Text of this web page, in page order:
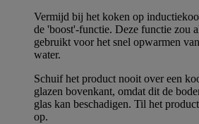
Vermijd bij het koken op
de 'boost'-functie. Deze functie zou
gebruikt voor het snel opwarmen
water.
Schuif het product nooit over een
glazen bovenkant, omdat dit de
glas kan beschadigen. Til het
op.